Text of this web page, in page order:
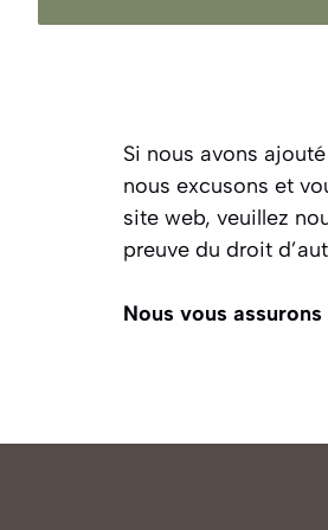
Si nous avons
nous excusons et
site web, veuillez
preuve du droit
Nous vous